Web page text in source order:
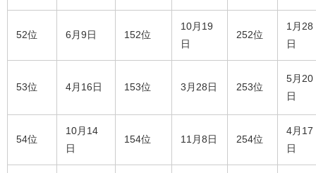
52位 6月9日 152位
10月19
日
252位
1月28
日
53位 4月16日 153位 3月28日 253位
5月20
日
54位
10月14
日
154位 11月8日 254位
4月17
日